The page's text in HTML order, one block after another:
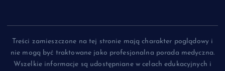
Treści zamieszczone na tej stronie mają charakter poglądowy i
nie mogą być traktowane jako profesjonalna porada medyczna.
Wszelkie informacje są udostępniane w celach edukacyjnych i